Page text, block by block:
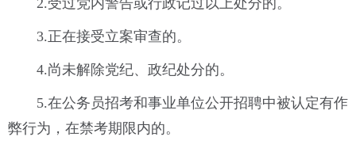
3.正在接受立案审查的。
4.尚未解除党纪、政纪处分的。
5.在公务员招考和事业单位公开招聘中被认定有作
弊行为，在禁考期限内的。